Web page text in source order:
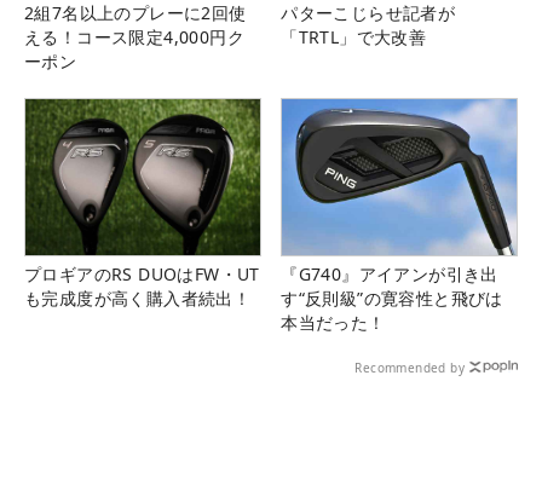
2組7名以上のプレーに2回使
える！コース限定4,000円ク
ーポン
パターこじらせ記者が
「TRTL」で大改善
プロギアのRS DUOはFW・UT
も完成度が高く購入者続出！
『G740』アイアンが引き出
す“反則級”の寛容性と飛びは
本当だった！
Recommended by